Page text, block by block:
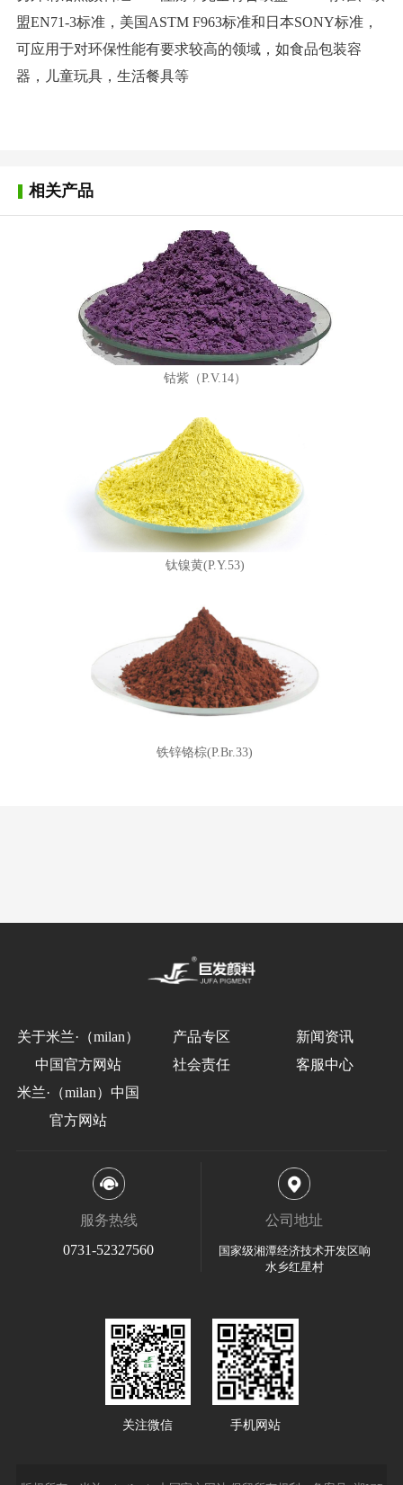
盟EN71-3标准，美国ASTM F963标准和日本SONY标准，
可应用于对环保性能有要求较高的领域，如食品包装容
器，儿童玩具，生活餐具等
相关产品
钴紫（P.V.14）
钛镍黄(P.Y.53)
铁锌铬棕(P.Br.33)
关于米兰·（milan）
中国官方网站
产品专区
新闻资讯
社会责任
客服中心
米兰·（milan）中国
官方网站
服务热线
0731-52327560
公司地址
国家级湘潭经济技术开发区响
水乡红星村
关注微信 手机网站